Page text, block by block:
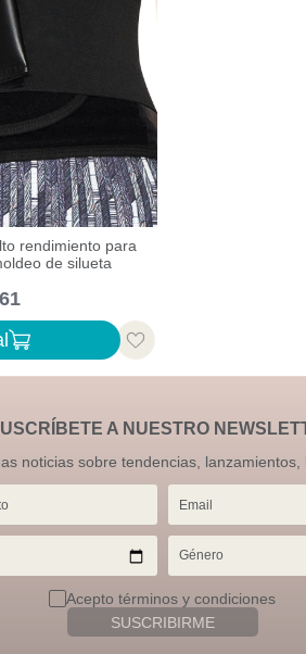
rendimiento para
de silueta
61
A NUESTRO
noticias sobre tendencias,
Acepto términos y condiciones
SUSCRIBIRME